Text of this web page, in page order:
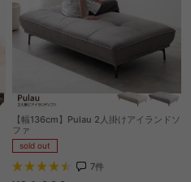
【幅136cm】Pulau 2人掛けアイランドソ
ファ
sold out
7件